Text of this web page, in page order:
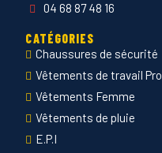
04 68 87 48 16
CATÉGORIES
Chaussures de sécurité
Vêtements de travail Pro
Vêtements Femme
Vêtements de pluie
E.P.I